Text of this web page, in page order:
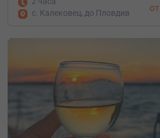
с. Калековец, до Пловдив
от